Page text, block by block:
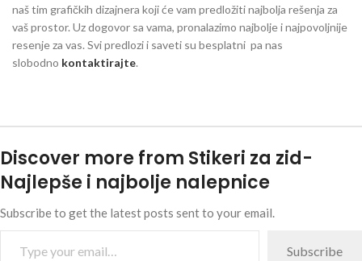
naš tim grafičkih dizajnera koji će vam predložiti najbolja rešenja za
vaš prostor. Uz dogovor sa vama, pronalazimo najbolje i najpovoljnije
resenje za vas. Svi predlozi i saveti su besplatni pa nas
slobodno kontaktirajte.
Discover more from Stikeri za zid-
Najlepše i najbolje nalepnice
Subscribe to get the latest posts sent to your email.
Subscribe